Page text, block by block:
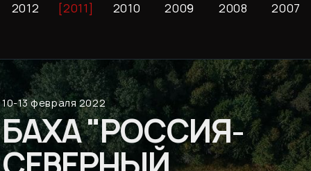
2012 2011 2010 2009 2008 2007
10-13 февраля 2022
БАХА "РОССИЯ-